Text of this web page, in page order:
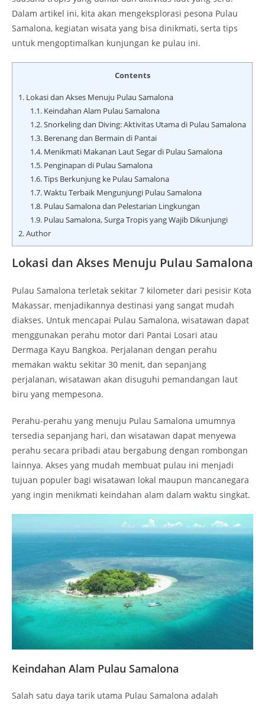
Dalam artikel ini, kita akan mengeksplorasi pesona Pulau
Samalona, kegiatan wisata yang bisa dinikmati, serta tips
untuk mengoptimalkan kunjungan ke pulau ini.
Contents
1. Lokasi dan Akses Menuju Pulau Samalona
1.1.Keindahan Alam Pulau Samalona
1.2.Snorkeling dan Diving: Aktivitas Utama di Pulau Samalona
1.3.Berenang dan Bermain di Pantai
1.4.Menikmati Makanan Laut Segar di Pulau Samalona
1.5.Penginapan di Pulau Samalona
1.6.Tips Berkunjung ke Pulau Samalona
1.7.Waktu Terbaik Mengunjungi Pulau Samalona
1.8.Pulau Samalona dan Pelestarian Lingkungan
1.9.Pulau Samalona, Surga Tropis yang Wajib Dikunjungi
2.Author
Lokasi dan Akses Menuju Pulau Samalona
Pulau Samalona terletak sekitar 7 kilometer dari pesisir Kota
Makassar, menjadikannya destinasi yang sangat mudah
diakses. Untuk mencapai Pulau Samalona, wisatawan dapat
menggunakan perahu motor dari Pantai Losari atau
Dermaga Kayu Bangkoa. Perjalanan dengan perahu
memakan waktu sekitar 30 menit, dan sepanjang
perjalanan, wisatawan akan disuguhi pemandangan laut
biru yang mempesona.
Perahu-perahu yang menuju Pulau Samalona umumnya
tersedia sepanjang hari, dan wisatawan dapat menyewa
perahu secara pribadi atau bergabung dengan rombongan
lainnya. Akses yang mudah membuat pulau ini menjadi
tujuan populer bagi wisatawan lokal maupun mancanegara
yang ingin menikmati keindahan alam dalam waktu singkat.
Keindahan Alam Pulau Samalona
Salah satu daya tarik utama Pulau Samalona adalah